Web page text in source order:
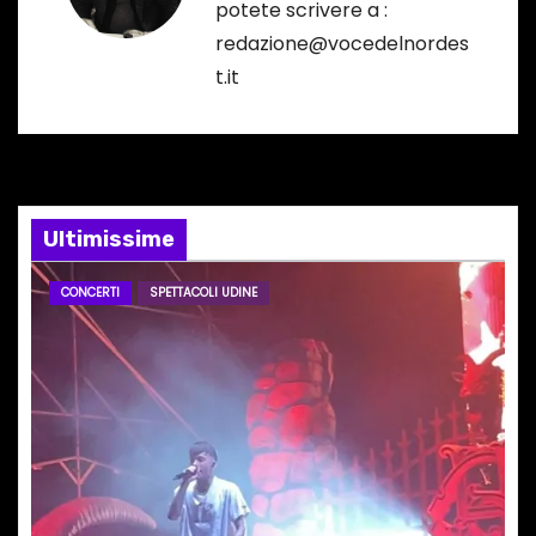
n
e
a
r
i
c
o
potete scrivere a :
redazione@vocedelnordes
t.it
Ultimissime
CONCERTI SPETTACOLI UDINE